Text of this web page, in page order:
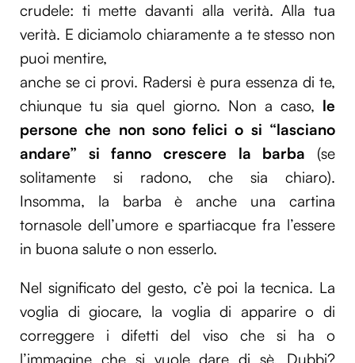
crudele: ti mette davanti alla verità. Alla tua
verità. E diciamolo chiaramente a te stesso non
puoi mentire,
anche se ci provi. Radersi è pura essenza di te,
chiunque tu sia quel giorno. Non a caso, le
persone che non sono felici o si “lasciano
andare” si fanno crescere la barba (se
solitamente si radono, che sia chiaro).
Insomma, la barba è anche una cartina
tornasole dell’umore e spartiacque fra l’essere
in buona salute o non esserlo.
Nel significato del gesto, c’è poi la tecnica. La
voglia di giocare, la voglia di apparire o di
correggere i difetti del viso che si ha o